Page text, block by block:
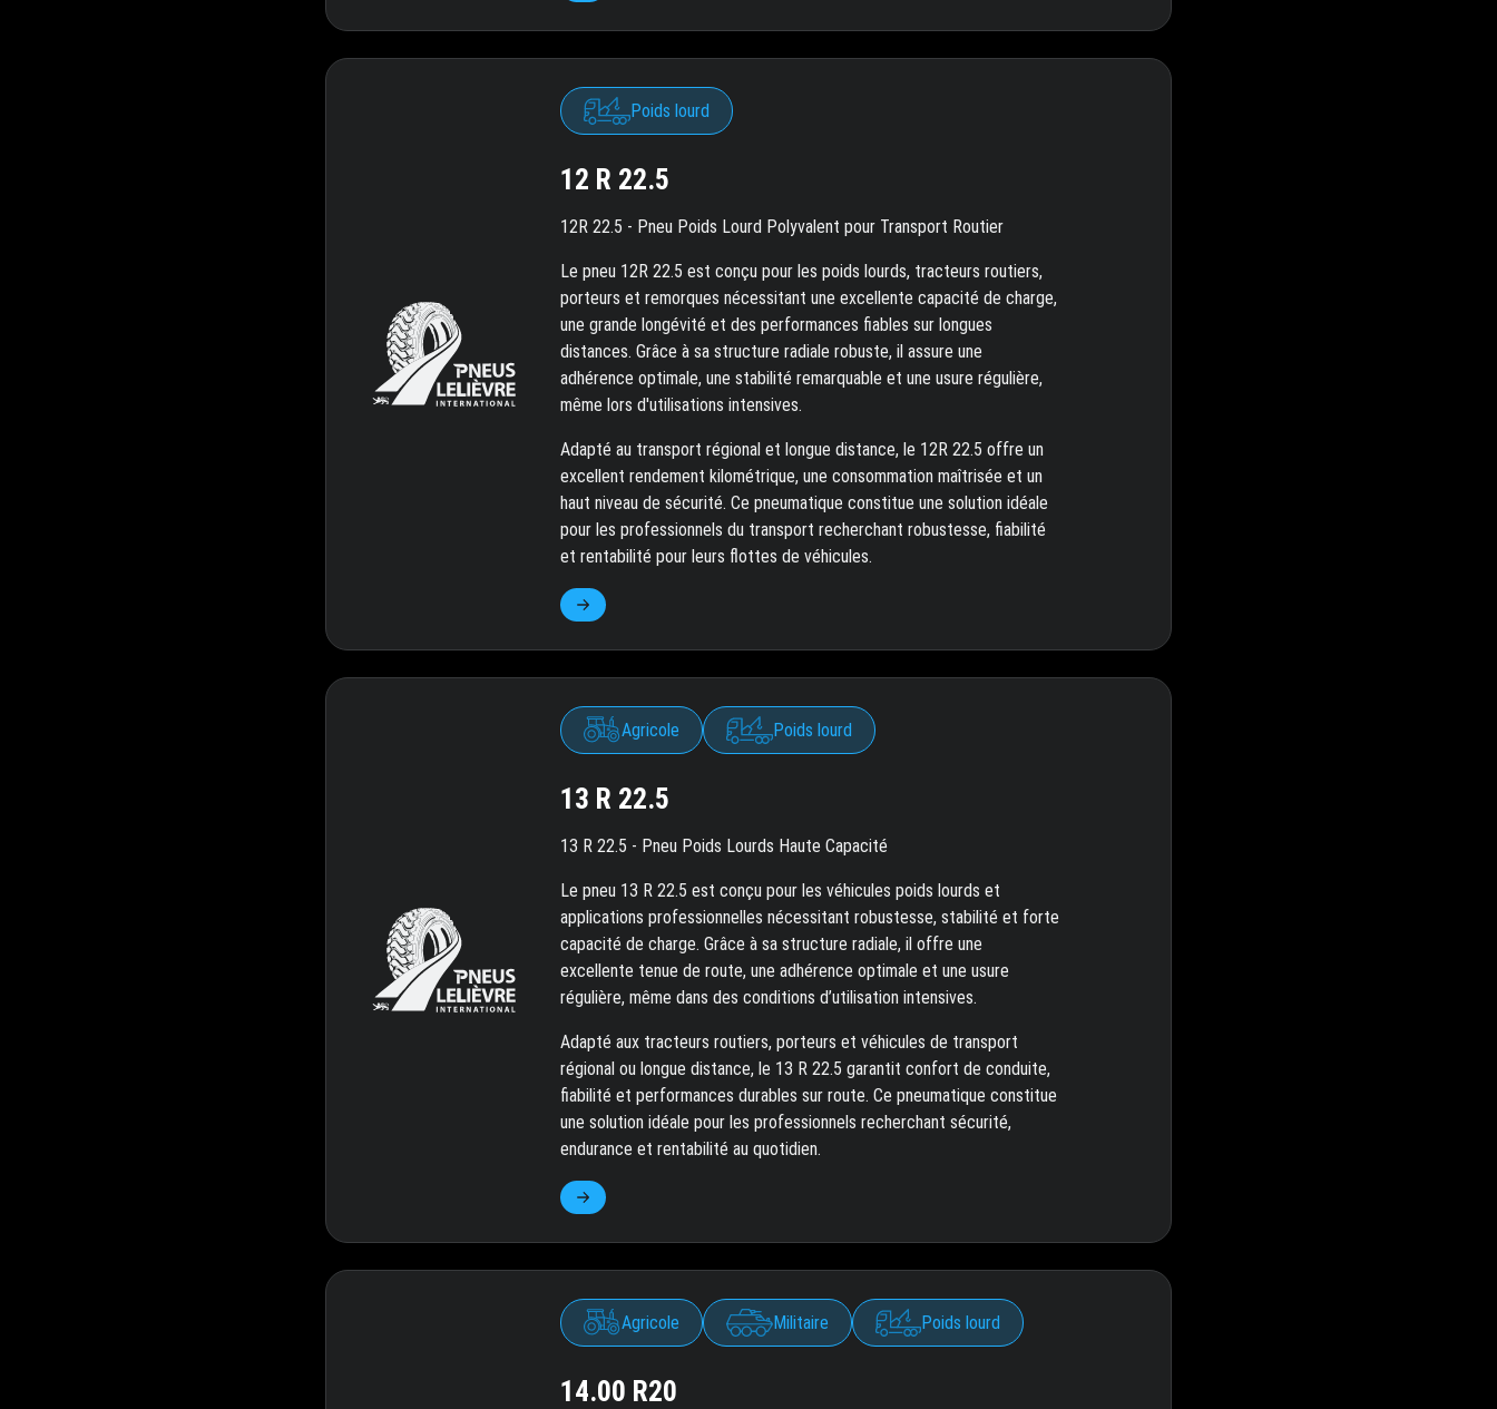
Poids lourd
12 R 22.5
12R 22.5 - Pneu Poids Lourd Polyvalent pour Transport Routier
Le pneu 12R 22.5 est conçu pour les poids lourds, tracteurs routiers,
porteurs et remorques nécessitant une excellente capacité de charge,
une grande longévité et des performances fiables sur longues
distances. Grâce à sa structure radiale robuste, il assure une
adhérence optimale, une stabilité remarquable et une usure régulière,
même lors d'utilisations intensives.
Adapté au transport régional et longue distance, le 12R 22.5 offre un
excellent rendement kilométrique, une consommation maîtrisée et un
haut niveau de sécurité. Ce pneumatique constitue une solution idéale
pour les professionnels du transport recherchant robustesse, fiabilité
et rentabilité pour leurs flottes de véhicules.
Agricole Poids lourd
13 R 22.5
13 R 22.5 - Pneu Poids Lourds Haute Capacité
Le pneu 13 R 22.5 est conçu pour les véhicules poids lourds et
applications professionnelles nécessitant robustesse, stabilité et forte
capacité de charge. Grâce à sa structure radiale, il offre une
excellente tenue de route, une adhérence optimale et une usure
régulière, même dans des conditions d’utilisation intensives.
Adapté aux tracteurs routiers, porteurs et véhicules de transport
régional ou longue distance, le 13 R 22.5 garantit confort de conduite,
fiabilité et performances durables sur route. Ce pneumatique constitue
une solution idéale pour les professionnels recherchant sécurité,
endurance et rentabilité au quotidien.
Agricole Militaire Poids lourd
14.00 R20